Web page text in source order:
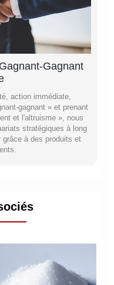
Gagnant
action immédiate,
gagnant » et prenant
et l'altruisme », nous
stratégiques à long
à des produits et